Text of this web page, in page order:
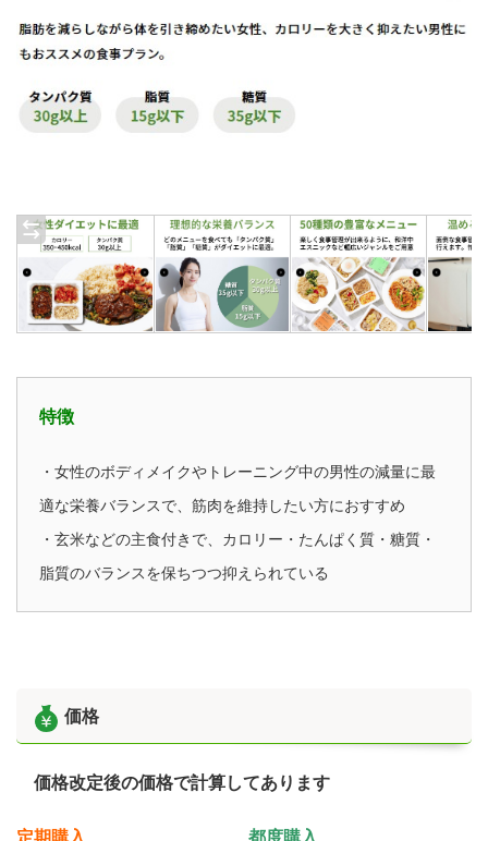
特徴
・女性のボディメイクやトレーニング中の男性の減量に最
適な栄養バランスで、筋肉を維持したい方におすすめ
・玄米などの主食付きで、カロリー・たんぱく質・糖質・
脂質のバランスを保ちつつ抑えられている
価格
価格改定後の価格で計算してあります